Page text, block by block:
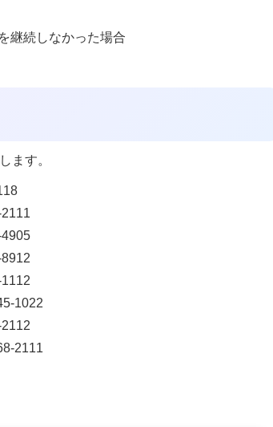
継続しなかった場合
ます。
1022
2111